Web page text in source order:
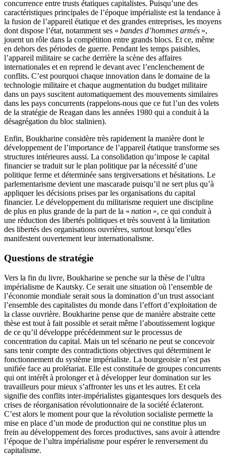
concurrence entre trusts étatiques capitalistes. Puisqu’une des
caractéristiques principales de l’époque impérialiste est la tendance à
la fusion de l’appareil étatique et des grandes entreprises, les moyens
dont dispose l’état, notamment ses « bandes d’hommes armés »,
jouent un rôle dans la compétition entre grands blocs. Et ce, même
en dehors des périodes de guerre. Pendant les temps paisibles,
l’appareil militaire se cache derrière la scène des affaires
internationales et en reprend le devant avec l’enclenchement de
conflits. C’est pourquoi chaque innovation dans le domaine de la
technologie militaire et chaque augmentation du budget militaire
dans un pays suscitent automatiquement des mouvements similaires
dans les pays concurrents (rappelons-nous que ce fut l’un des volets
de la stratégie de Reagan dans les années 1980 qui a conduit à la
désagrégation du bloc stalinien).
Enfin, Boukharine considère très rapidement la manière dont le
développement de l’importance de l’appareil étatique transforme ses
structures intérieures aussi. La consolidation qu’impose le capital
financier se traduit sur le plan politique par la nécessité d’une
politique ferme et déterminée sans tergiversations et hésitations. Le
parlementarisme devient une mascarade puisqu’il ne sert plus qu’à
appliquer les décisions prises par les organisations du capital
financier. Le développement du militarisme requiert une discipline
de plus en plus grande de la part de la « nation », ce qui conduit à
une réduction des libertés politiques et très souvent à la limitation
des libertés des organisations ouvrières, surtout lorsqu’elles
manifestent ouvertement leur internationalisme.
Questions de stratégie
Vers la fin du livre, Boukharine se penche sur la thèse de l’ultra
impérialisme de Kautsky. Ce serait une situation où l’ensemble de
l’économie mondiale serait sous la domination d’un trust associant
l’ensemble des capitalistes du monde dans l’effort d’exploitation de
la classe ouvrière. Boukharine pense que de manière abstraite cette
thèse est tout à fait possible et serait même l’aboutissement logique
de ce qu’il développe précédemment sur le processus de
concentration du capital. Mais un tel scénario ne peut se concevoir
sans tenir compte des contradictions objectives qui déterminent le
fonctionnement du système impérialiste. La bourgeoisie n’est pas
unifiée face au prolétariat. Elle est constituée de groupes concurrents
qui ont intérêt à prolonger et à développer leur domination sur les
travailleurs pour mieux s’affronter les uns et les autres. Et cela
signifie des conflits inter-impérialistes gigantesques lors desquels des
crises de réorganisation révolutionnaire de la société éclateront.
C’est alors le moment pour que la révolution socialiste permette la
mise en place d’un mode de production qui ne constitue plus un
frein au développement des forces productives, sans avoir à attendre
l’époque de l’ultra impérialisme pour espérer le renversement du
capitalisme.